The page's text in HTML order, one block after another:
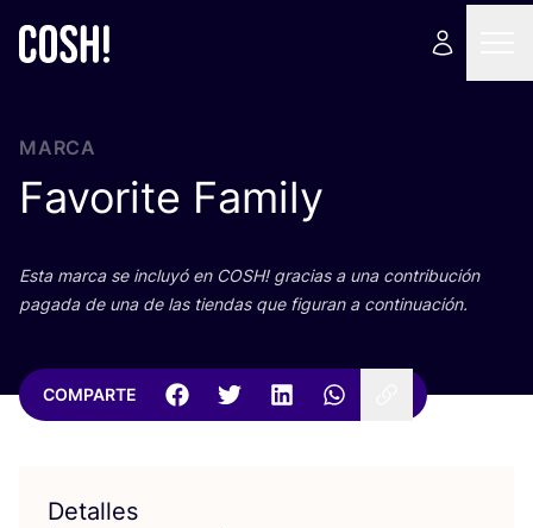
MARCA
Favorite Family
Esta mar­ca se inclu­yó en COSH! gra­cias a una con­tri­bu­ción
paga­da de una de las tien­das que figu­ran a continuación.
COMPARTE
Detalles